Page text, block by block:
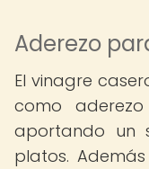
Aderezo
El vinagre
como
aportando un
platos.